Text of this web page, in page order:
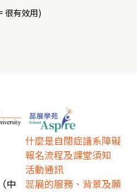
很有效用)
中
什麼是自閉症譜系障礙
報名流程及課堂須知
活動通訊
蕊展的服務、背景及願